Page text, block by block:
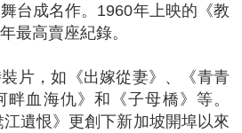
台成名作。1960年上映的《教
最高賣座紀錄。
片，如《出嫁從妻》、《青青
血海仇》和《子母橋》等。
遺恨》更創下新加坡開埠以來